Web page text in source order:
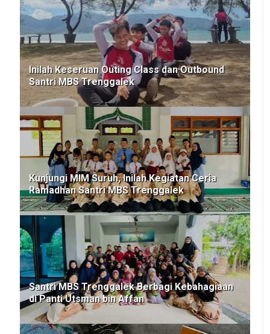
Inilah Keseruan Outing Class dan Outbound
Santri MBS Trenggalek
Kunjungi MIM Suruh, Inilah Kegiatan Ceria
Ramadhan Santri MBS Trenggalek
Santri MBS Trenggalek Berbagi Kebahagiaan
di Panti Utsman bin Affan